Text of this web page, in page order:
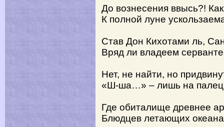
До вознесения ввысь?!
К полной луне
Став Дон Кихотами ль,
Вряд ли владеем
Нет, не найти, но
«Ш-ша…» – лишь на
Где обиталище древнее
Блюдцев летающих